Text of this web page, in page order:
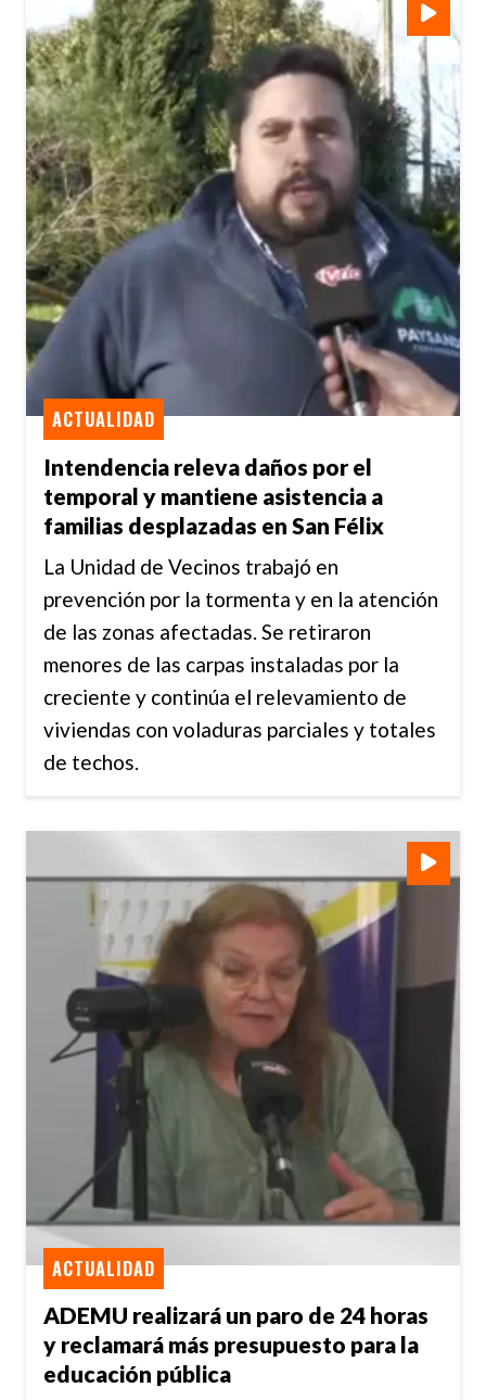
Intendencia releva daños por el
temporal y mantiene asistencia a
familias desplazadas en San Félix
ACTUALIDAD
La Unidad de Vecinos trabajó en
prevención por la tormenta y en la atención
de las zonas afectadas. Se retiraron
menores de las carpas instaladas por la
creciente y continúa el relevamiento de
viviendas con voladuras parciales y totales
de techos.
ADEMU realizará un paro de 24 horas
y reclamará más presupuesto para la
educación pública
ACTUALIDAD